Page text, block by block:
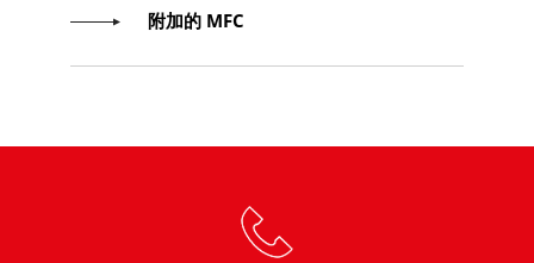
附加的 MFC